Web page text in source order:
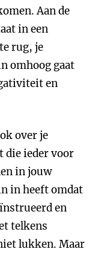
Aan de
in een
rug, je
omhoog gaat
en
over je
die ieder voor
in jouw
in heeft omdat
en
telkens
lukken. Maar